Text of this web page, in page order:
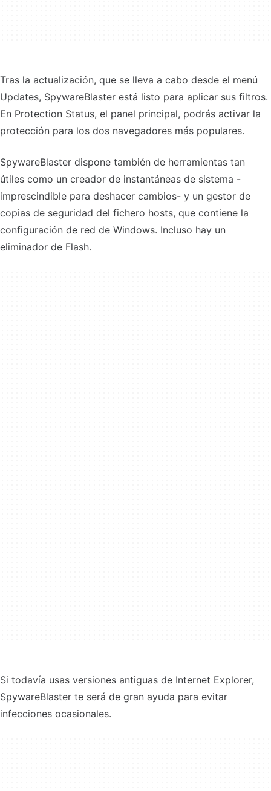
Tras la actualización, que se lleva a cabo desde el menú
Updates, SpywareBlaster está listo para aplicar sus filtros.
En Protection Status, el panel principal, podrás activar la
protección para los dos navegadores más populares.
SpywareBlaster dispone también de herramientas tan
útiles como un creador de instantáneas de sistema -
imprescindible para deshacer cambios- y un gestor de
copias de seguridad del fichero hosts, que contiene la
configuración de red de Windows. Incluso hay un
eliminador de Flash.
Si todavía usas versiones antiguas de Internet Explorer,
SpywareBlaster te será de gran ayuda para evitar
infecciones ocasionales.